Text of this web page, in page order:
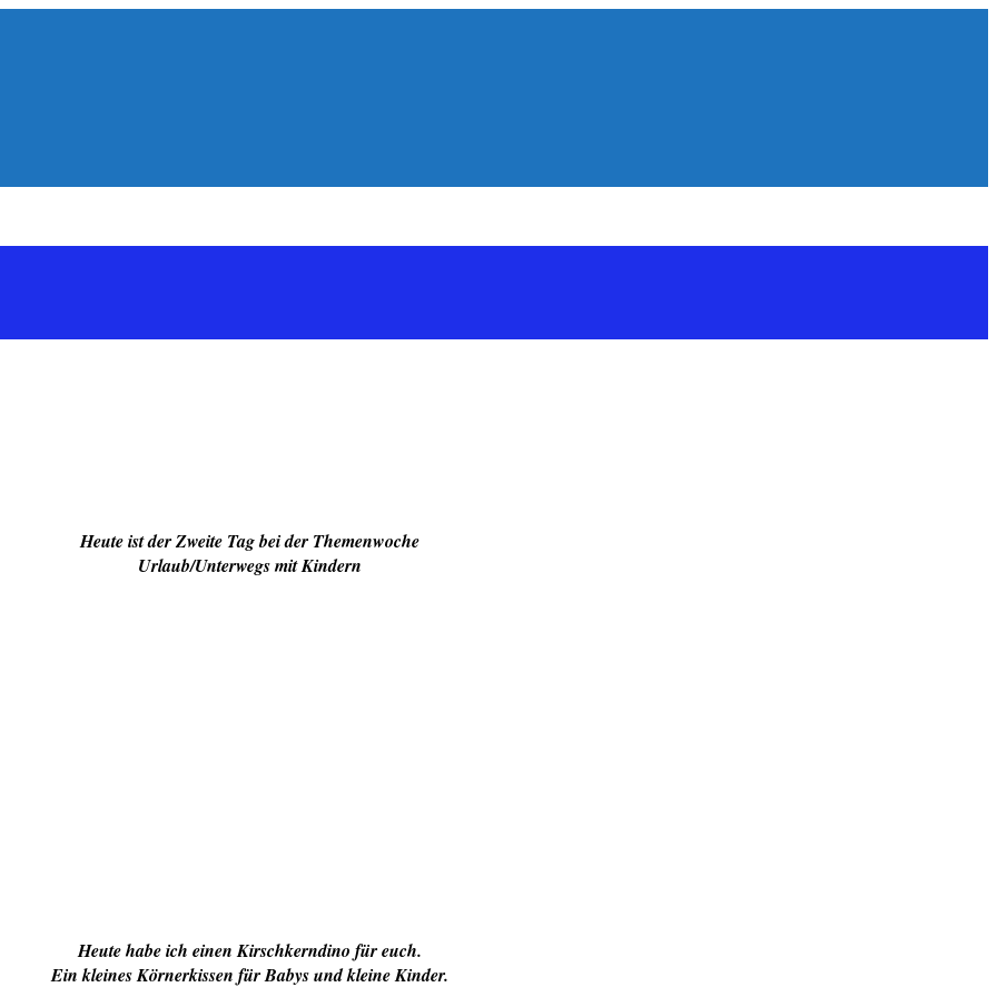
Heute ist der Zweite Tag bei der Themenwoche
Urlaub/Unterwegs mit Kindern
Heute habe ich einen Kirschkerndino für euch.
Ein kleines Körnerkissen für Babys und kleine Kinder.